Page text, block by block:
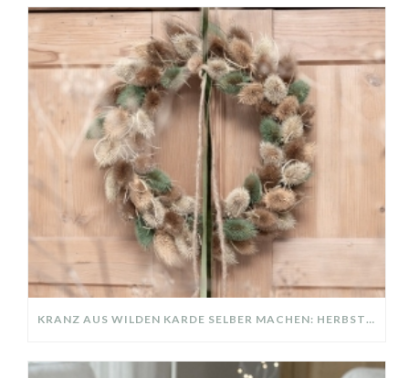
KRANZ AUS WILDEN KARDE SELBER MACHEN: HERBSTDEKO GANZ EINFACH